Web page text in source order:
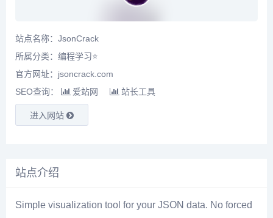
站点名称：JsonCrack
所属分类： 编程学习⭐
官方网址：jsoncrack.com
SEO查询：
爱站网 站长工具
进入网站
站点介绍
Simple visualization tool for your JSON data. No forced